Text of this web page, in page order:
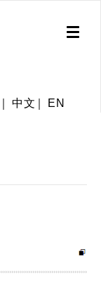
Toggle
中文 EN